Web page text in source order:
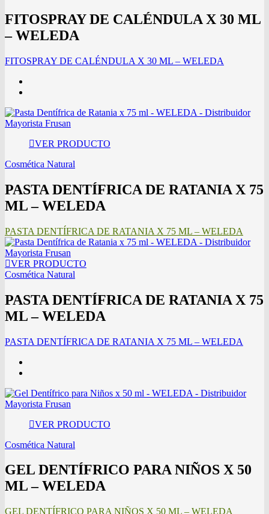
FITOSPRAY DE CALÉNDULA X 30 ML
– WELEDA
FITOSPRAY DE CALÉNDULA X 30 ML – WELEDA
VER PRODUCTO
Cosmética Natural
PASTA DENTÍFRICA DE RATANIA X 75
ML – WELEDA
PASTA DENTÍFRICA DE RATANIA X 75 ML – WELEDA
VER PRODUCTO
Cosmética Natural
PASTA DENTÍFRICA DE RATANIA X 75
ML – WELEDA
PASTA DENTÍFRICA DE RATANIA X 75 ML – WELEDA
VER PRODUCTO
Cosmética Natural
GEL DENTÍFRICO PARA NIÑOS X 50
ML – WELEDA
GEL DENTÍFRICO PARA NIÑOS X 50 ML – WELEDA